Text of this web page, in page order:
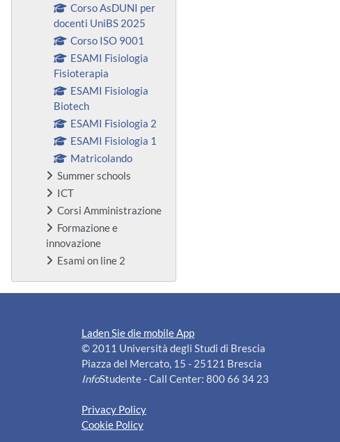
Corso AsDUNI per
docenti UniBS 2025
Corso ISO 9001
ESAMI Fisiologia
Fisioterapia
ESAMI Fisiologia
Biotech
ESAMI Fisiologia 2
ESAMI Fisiologia 1
Matricolando
Summer schools
ICT
Corsi Amministrazione
Formazione e
innovazione
Esami on line 2
Laden Sie die mobile App
© 2011 Università degli Studi di Brescia
Piazza del Mercato, 15 - 25121 Brescia
InfoStudente - Call Center: 800 66 34 23
Privacy Policy
Cookie Policy